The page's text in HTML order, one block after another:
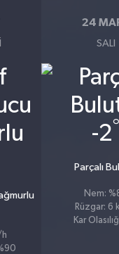
h
24
SALI
-2°
Parçalı
Nem:
Rüzgar: 6
Kar